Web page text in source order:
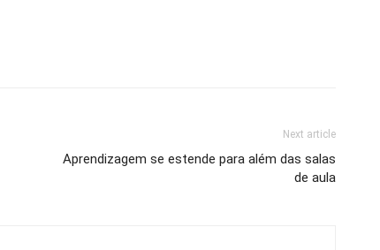
Next article
Aprendizagem se estende para além das salas
de aula